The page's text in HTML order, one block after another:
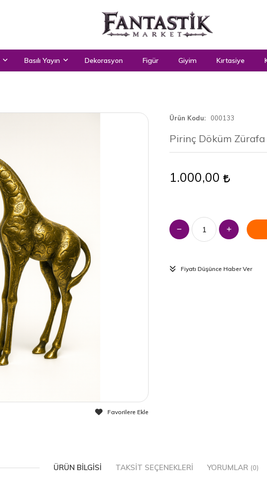
Basılı Yayın Dekorasyon Figür Giyim Kırtasiye
Favorilere Ekle
Ürün Kodu 000133
Pirinç Döküm Zürafa
1.000,00
Fiyatı Düşünce Haber Ver
ÜRÜN BILGISI TAKSIT SEÇENEKLERI YORUMLAR (0)